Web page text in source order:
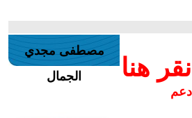
هنا
دعم
مصطفى مجدي
الجمال